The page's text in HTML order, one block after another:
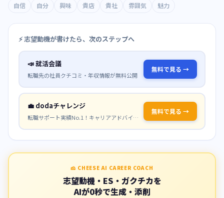
自信
自分 興味 貴店 貴社 雰囲気 魅力
⚡ 志望動機が書けたら、次のステップへ
📣就活会議
転職先の社員クチコミ・年収情報が無料公開
無料で見る →
💼 dodaチャレンジ
転職サポート実績No.1！キャリアアドバイザーが無料サポート
無料で見る →
🧀 CHEESE AI CAREER COACH
志望動機・ES・ガクチカを
AIが0秒で生成・添削